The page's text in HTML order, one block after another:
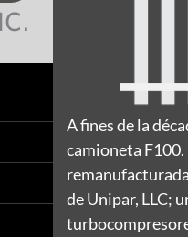
A fines de la
camioneta
de Unipar, LLC;